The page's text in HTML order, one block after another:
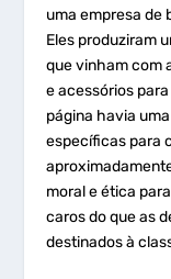
uma empresa de
Eles produziram
que vinham com
e acessórios
página havia
específicas para
moral e ética
caros do que as
destinados à